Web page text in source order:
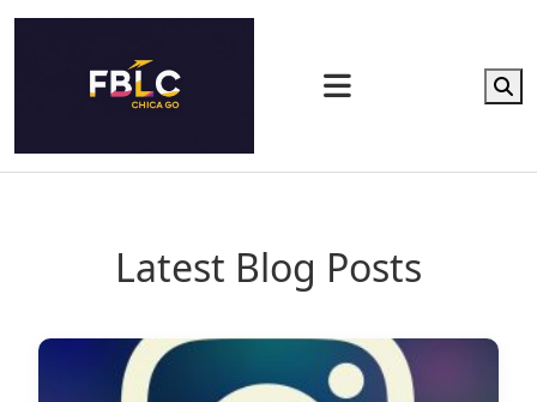
Latest Blog Posts